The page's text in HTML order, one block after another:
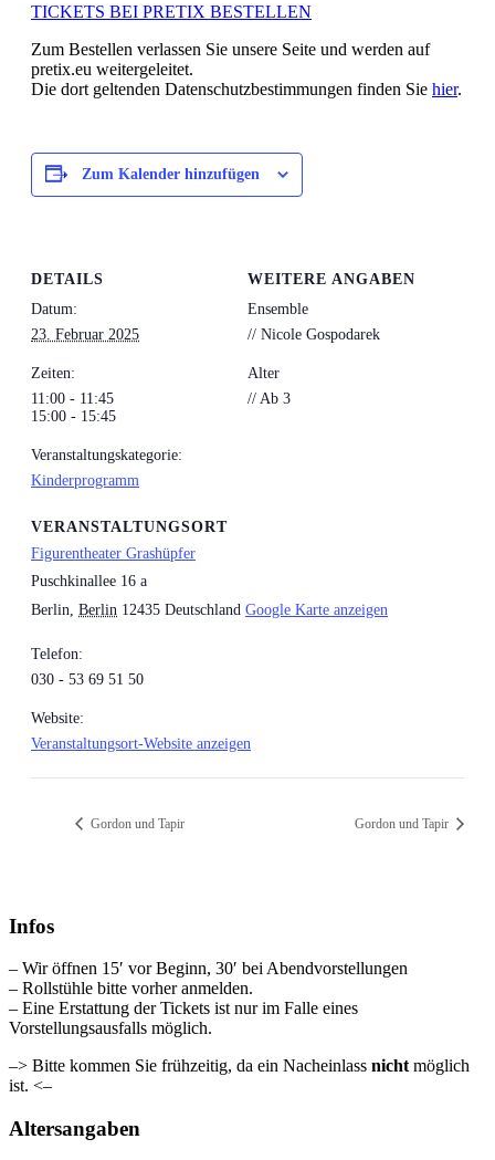
TICKETS BEI PRETIX BESTELLEN
Zum Bestellen verlassen Sie unsere Seite und werden auf
pretix.eu weitergeleitet.
Die dort geltenden Datenschutzbestimmungen finden Sie hier.
Zum Kalender hinzufügen
DETAILS
Datum:
23. Februar 2025
Zeiten:
11:00 - 11:45
15:00 - 15:45
Veranstaltungskategorie:
Kinderprogramm
VERANSTALTUNGSORT
Figurentheater Grashüpfer
Puschkinallee 16 a
Berlin Berlin 12435 Deutschland Google Karte anzeigen
Telefon:
030 - 53 69 51 50
Website:
Veranstaltungsort-Website anzeigen
WEITERE ANGABEN
Ensemble
// Nicole Gospodarek
Alter
// Ab 3
Gordon und Tapir Gordon und Tapir
Infos
– Wir öffnen 15′ vor Beginn, 30′ bei Abendvorstellungen
– Rollstühle bitte vorher anmelden.
– Eine Erstattung der Tickets ist nur im Falle eines
Vorstellungsausfalls möglich.
–> Bitte kommen Sie frühzeitig, da ein Nacheinlass nicht möglich
ist. <–
Altersangaben